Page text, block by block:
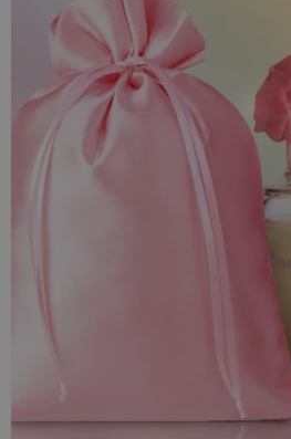
Te cechy szczególne sprawiają, że
się wręcz idealnie na zapakowanie
dla bliskiej osoby, a także
imprezę promocyjną. W woreczku z
prezentuje się biżuteria, perfumy,
dosłownie wszystko, cokolwiek się